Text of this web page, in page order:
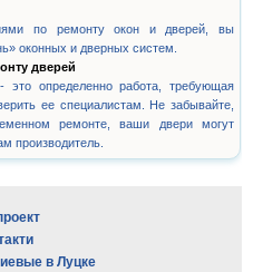
по ремонту окон и дверей, вы
оконных и дверных систем.
дверей
это определенно работа, требующая
ее специалистам. Не забывайте,
ремонте, ваши двери могут
производитель.
в Луцке